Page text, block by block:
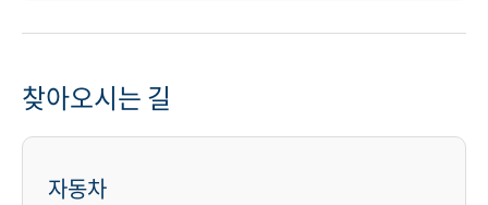
찾아오시는 길
자동차